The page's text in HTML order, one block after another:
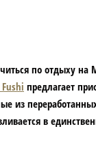
по отдыху
предлагает
из
в